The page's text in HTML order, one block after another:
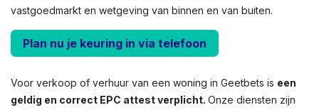
vastgoedmarkt en wetgeving van binnen en van buiten.
Plan nu je keuring in via telefoon
Voor verkoop of verhuur van een woning in Geetbets is een
geldig en correct EPC attest verplicht. Onze diensten zijn